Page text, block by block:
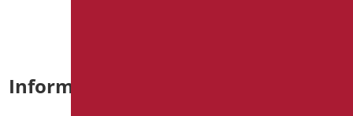
Informationen anfordern